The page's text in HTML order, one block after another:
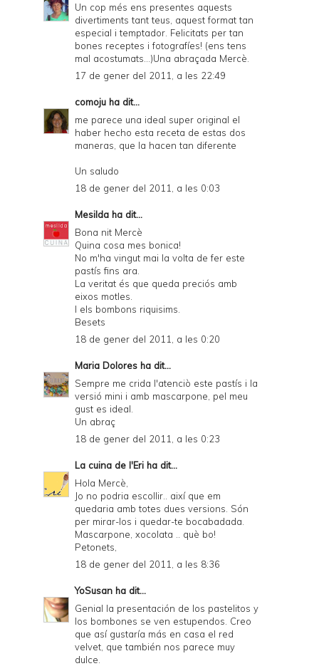
Un cop més ens presentes aquests
divertiments tant teus, aquest format tan
especial i temptador. Felicitats per tan
bones receptes i fotografíes! (ens tens
mal acostumats...)Una abraçada Mercè.
17 de gener del 2011, a les 22:49
comoju ha dit...
me parece una ideal super original el
haber hecho esta receta de estas dos
maneras, que la hacen tan diferente
Un saludo
18 de gener del 2011, a les 0:03
Mesilda ha dit...
Bona nit Mercè
Quina cosa mes bonica!
No m'ha vingut mai la volta de fer este
pastís fins ara.
La veritat és que queda preciós amb
eixos motles.
I els bombons riquisims.
Besets
18 de gener del 2011, a les 0:20
Maria Dolores ha dit...
Sempre me crida l'atenciò este pastís i la
versió mini i amb mascarpone, pel meu
gust es ideal.
Un abraç
18 de gener del 2011, a les 0:23
La cuina de l'Eri ha dit...
Hola Mercè,
Jo no podria escollir.. així que em
quedaria amb totes dues versions. Són
per mirar-los i quedar-te bocabadada.
Mascarpone, xocolata .. què bo!
Petonets,
18 de gener del 2011, a les 8:36
YoSusan ha dit...
Genial la presentación de los pastelitos y
los bombones se ven estupendos. Creo
que así gustaría más en casa el red
velvet, que también nos parece muy
dulce.